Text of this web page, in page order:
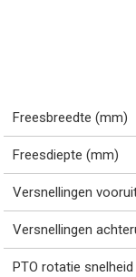
Freesbreedte (mm)
Freesdiepte (mm)
Versnellingen
Versnellingen
PTO rotatie